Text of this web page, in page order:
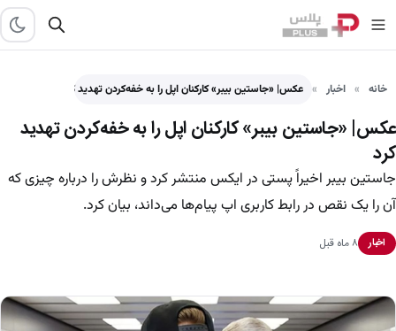
خانه اخبار عکس| «جاستین بیبر» کارکنان اپل را به خفه‌کردن تهدید کرد
عکس| «جاستین بیبر» کارکنان اپل را به خفه‌کردن تهدید
کرد
جاستین بیبر اخیراً پستی در ایکس منتشر کرد و نظرش را درباره چیزی که
آن را یک نقص در رابط کاربری اپ پیام‌ها می‌داند، بیان کرد.
اخبار ۸ ماه قبل